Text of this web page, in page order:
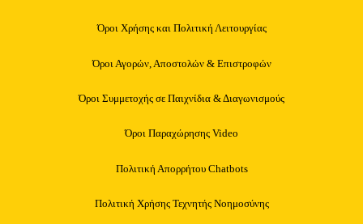
Όροι Χρήσης και Πολιτική Λειτουργίας
Όροι Αγορών, Αποστολών & Επιστροφών
Όροι Συμμετοχής σε Παιχνίδια & Διαγωνισμούς
Όροι Παραχώρησης Video
Πολιτική Απορρήτου Chatbots
Πολιτική Χρήσης Τεχνητής Νοημοσύνης